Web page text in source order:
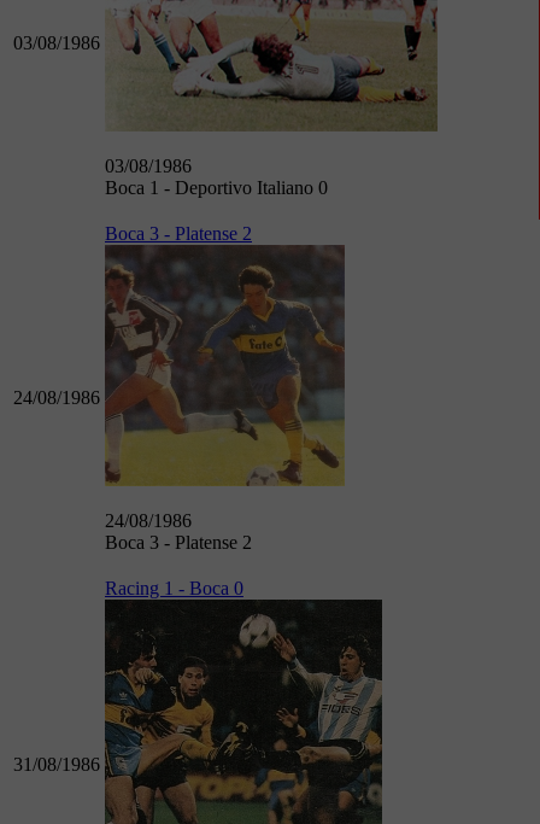
03/08/1986
03/08/1986
Boca 1 - Deportivo Italiano 0
24/08/1986
Boca 3 - Platense 2
24/08/1986
Boca 3 - Platense 2
31/08/1986
Racing 1 - Boca 0